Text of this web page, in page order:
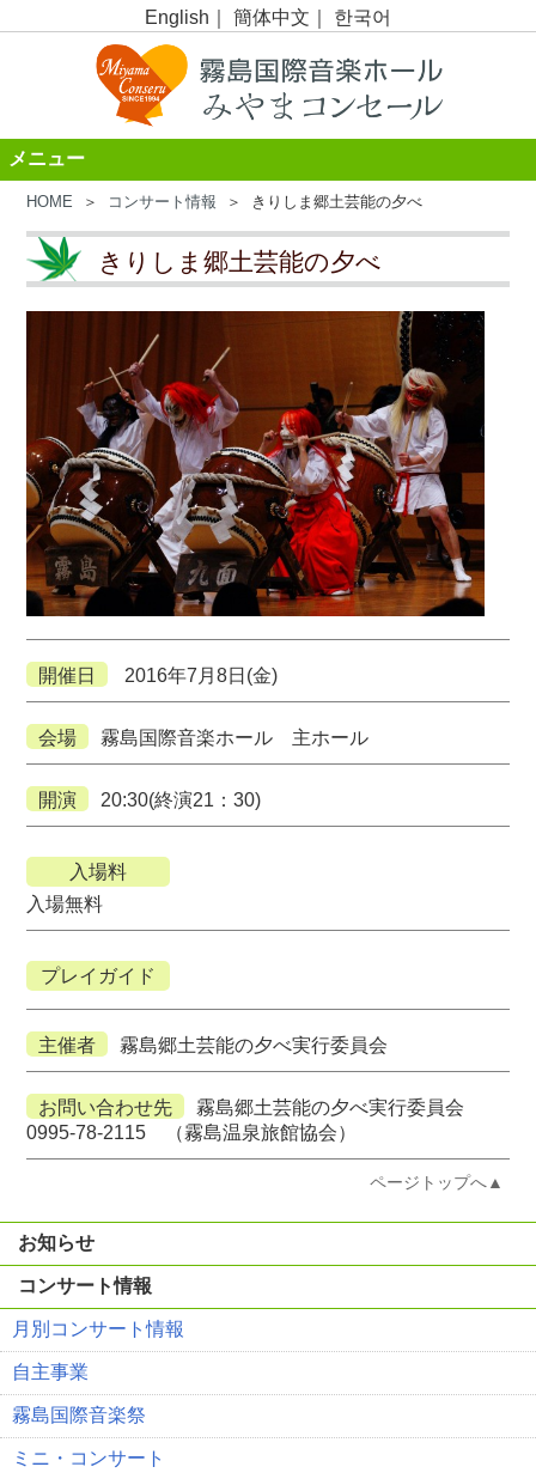
English 簡体中文 한국어
メニュー
HOME ＞ コンサート情報 ＞ きりしま郷土芸能の夕べ
きりしま郷土芸能の夕べ
開催日 2016年7月8日(金)
会場 霧島国際音楽ホール 主ホール
開演 20:30(終演21：30)
入場料
入場無料
プレイガイド
主催者 霧島郷土芸能の夕べ実行委員会
お問い合わせ先
霧島郷土芸能の夕べ実行委員会
0995-78-2115 （霧島温泉旅館協会）
ページトップへ▲
お知らせ
コンサート情報
月別コンサート情報
自主事業
霧島国際音楽祭
ミニ・コンサート